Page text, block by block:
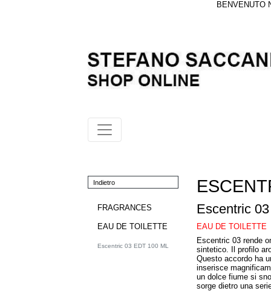
BENVENUTO
Indietro
FRAGRANCES
EAU DE TOILETTE
Escentric 03 EDT 100 ML
Escentric
EAU DE TOILETTE
Escentric 03 rende
sintetico. Il profilo
Questo accordo ha
inserisce
un dolce fiume si
sorge dietro una